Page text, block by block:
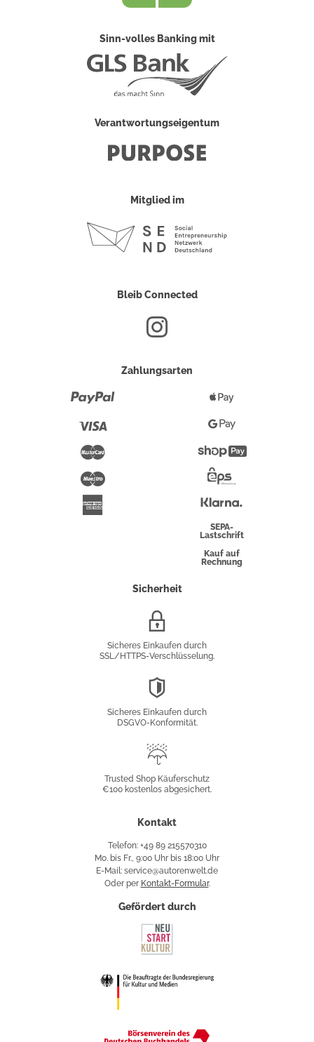
Sinn-volles Banking mit
Verantwortungseigentum
Mitglied im
Bleib Connected
Zahlungsarten
Maestro
Pay
Google
Pay
Überweisung
SEPA-
Lastschrift
Kauf auf
Rechnung
Sicherheit
Sicheres Einkaufen durch
SSL/HTTPS-Verschlüsselung.
Sicheres Einkaufen durch
DSGVO-Konformität.
Käuferschutz
Trusted Shop Käuferschutz
€100 kostenlos abgesichert.
Kontakt
Telefon: +49 89 215570310
Mo. bis Fr., 9:00 Uhr bis 18:00 Uhr
E-Mail: service@autorenwelt.de
Oder per Kontakt-Formular.
Gefördert durch